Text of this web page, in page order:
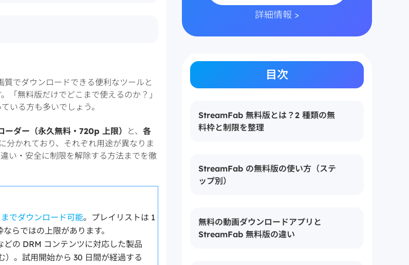
でダウンロードできる便利なツールと
「無料版だけでどこまで使えるのか？」
いる方も多いでしょう。
ダー（永久無料・720p 上限） と、 各
分かれており、それぞれ用途が異なりま
い・安全に制限を解除する方法までを徹
でダウンロード可能。プレイリストは 1
らではの上限があります。
の DRM コンテンツに対応した製品
）。試用開始から 30 日間が経過する
詳細情報 >
目次
StreamFab 無料版とは？2 種類の無
料枠と制限を整理
StreamFab の無料版の使い方（ステ
ップ別）
無料の動画ダウンロードアプリと
StreamFab 無料版の違い